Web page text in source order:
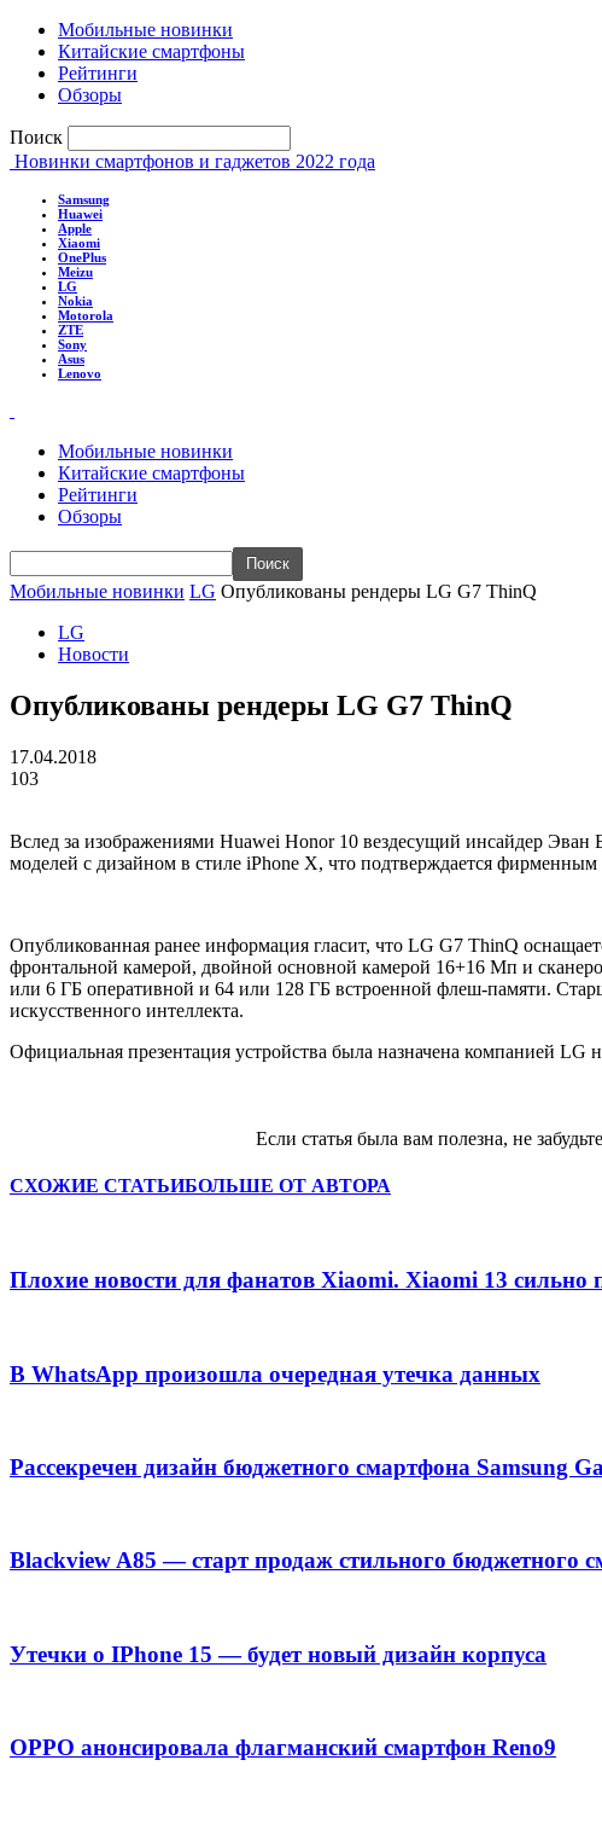
Мобильные новинки
Китайские смартфоны
Рейтинги
Обзоры
Поиск
Новинки смартфонов и гаджетов 2022 года
Samsung
Huawei
Apple
Xiaomi
OnePlus
Meizu
LG
Nokia
Motorola
ZTE
Sony
Asus
Lenovo
Мобильные новинки
Китайские смартфоны
Рейтинги
Обзоры
Мобильные новинки LG Опубликованы рендеры LG G7 ThinQ
LG
Новости
Опубликованы рендеры LG G7 ThinQ
17.04.2018
103
Вслед за изображениями Huawei Honor 10 вездесущий инсайдер
моделей с дизайном в стиле iPhone X, что подтверждается
Опубликованная ранее информация гласит, что LG G7 ThinQ
фронтальной камерой, двойной основной камерой 16+16 Мп и
или 6 ГБ оперативной и 64 или 128 ГБ встроенной флеш-памяти.
искусственного интеллекта.
Официальная презентация устройства была назначена компанией
Если статья была вам полезна, не
СХОЖИЕ СТАТЬИБОЛЬШЕ ОТ АВТОРА
Плохие новости для фанатов Xiaomi. Xiaomi 13 сильно
В WhatsApp произошла очередная утечка данных
Рассекречен дизайн бюджетного смартфона Samsung
Blackview A85 — старт продаж стильного бюджетного
Утечки о IPhone 15 — будет новый дизайн корпуса
OPPO анонсировала флагманский смартфон Reno9